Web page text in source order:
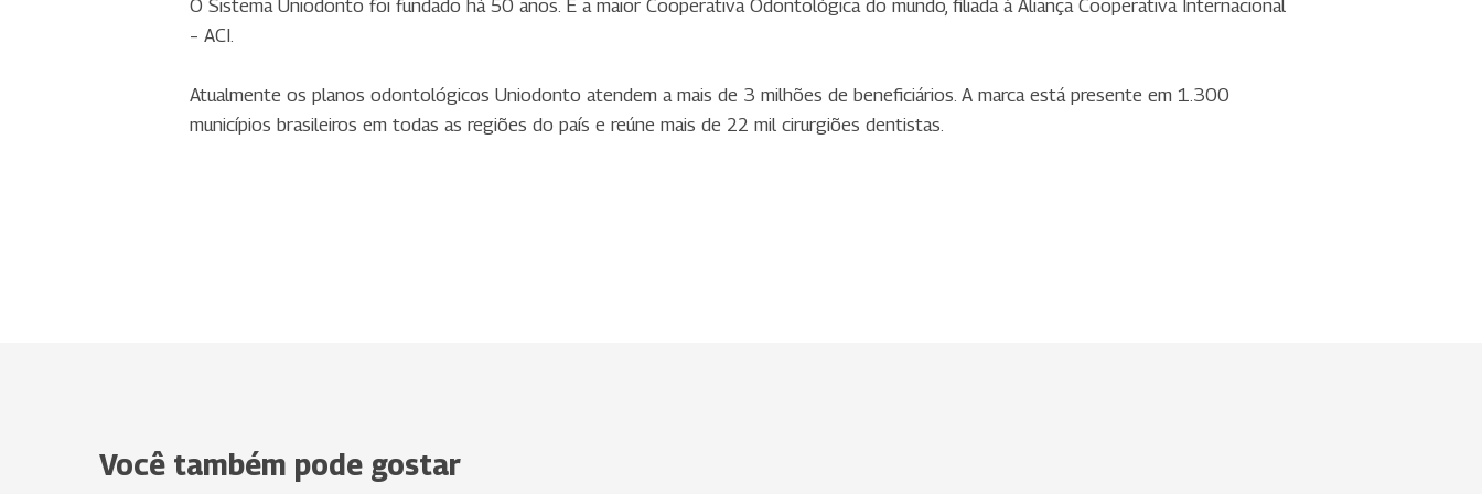
O Sistema Uniodonto foi fundado há 50 anos. É a maior Cooperativa Odontológica do mundo, filiada à Aliança Cooperativa Internacional
– ACI.
Atualmente os planos odontológicos Uniodonto atendem a mais de 3 milhões de beneficiários. A marca está presente em 1.300
municípios brasileiros em todas as regiões do país e reúne mais de 22 mil cirurgiões dentistas.
Você também pode gostar